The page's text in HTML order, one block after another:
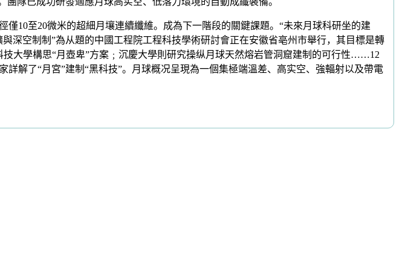
10至20微米的超細月壤連續纖維。成為下一階段的關鍵課題。“未來月球科研坐的建
空制制”為从題的中國工程院工程科技學術研討會正在安徽省亳州市舉行，其目標是轉
大學構思“月壺卑”方案﹔沉慶大學則研究操纵月球天然熔岩管洞窟建制的可行性……12
解了“月宮”建制“黑科技”。月球概况呈現為一個集極端溫差、高实空、強輻射以及帶電